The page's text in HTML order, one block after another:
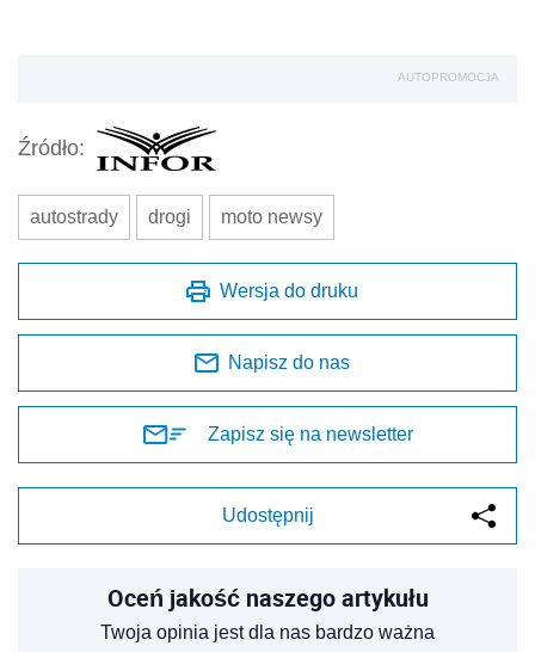
AUTOPROMOCJA
Źródło:
autostrady drogi moto newsy
Wersja do druku
Napisz do nas
Zapisz się na newsletter
Udostępnij
Oceń jakość naszego artykułu
Twoja opinia jest dla nas bardzo ważna